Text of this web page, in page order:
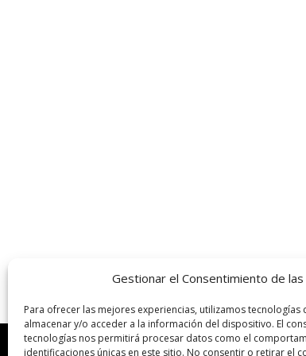
Gestionar el Consentimiento de las
Para ofrecer las mejores experiencias, utilizamos tecnologías
almacenar y/o acceder a la información del dispositivo. El
tecnologías nos permitirá procesar datos como el
identificaciones únicas en este sitio. No consentir o retirar el